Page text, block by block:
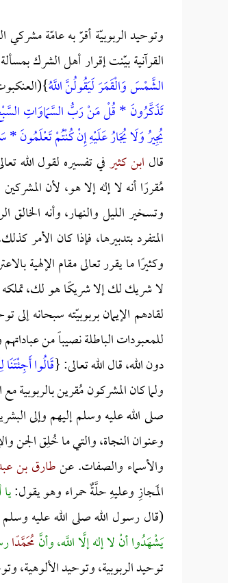
وتوحيد الربوبيّة أقرّ به عامّة
القرآنية بيّنت إقرار أهل الشرك
الشَّمْسَ وَالْقَمَرَ لَيَقُولُنَّ اللَّهُ}(العنكبوت:61)، وقوله
تَذَكَّرُونَ * قُلْ مَنْ رَبُّ السَّمَاوَاتِ
يُجِيرُ وَلَا يُجَارُ عَلَيْهِ إِنْ كُنْتُمْ تَعْلَمُونَ
قال ابن كثيرفي تفسيره لقول الله
مُقررًا أنه لا إله إلا هو، لأن
وتسخير الليل والنهار، وأنه الخالق
المتفرد بتدبيرها، فإذا كان الأمر
وكثيرًا ما يقرر تعالى مقام الإلهية
لا شريك لك إلا شريكًا هو لك، تملكه
لقادهم الإيمان بربوبيّته سبحانه إلى
للمعبودات الباطلة نصيباً من
دون الله، قال الله تعالى: {قَالُوا
ولما كان المشركون مُقرين بالربوبية
صلى الله عليه وسلم إليهم وإلى
وعنوان النجاة، والتي ما خُلِق الجن
والأسماء والصفات. عنطارق بن
المَجازِ وعليهِ حلَّةٌ حمراء وهو يقول:
(قال رسول الله صلى الله عليه
يَشْهَدُوا أنْ لا إله إلَّا اللَّه، وأنَّمُحَمَّدًا
توحيد الربوبية، وتوحيد الألوهية،